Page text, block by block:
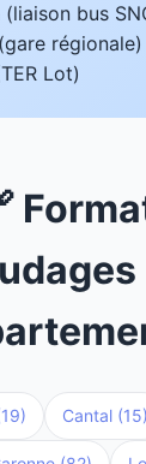
bus
régionale)
Lot)
Cantal (15)